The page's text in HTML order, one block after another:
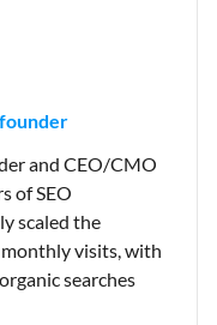
and CEO/CMO
of SEO
scaled the
visits, with
searches